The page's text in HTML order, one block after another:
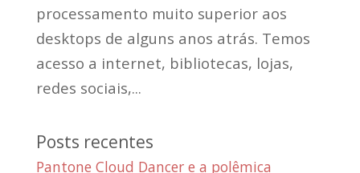
processamento muito superior aos
desktops de alguns anos atrás. Temos
acesso a internet, bibliotecas, lojas,
redes sociais,...
Posts recentes
Pantone Cloud Dancer e a polêmica